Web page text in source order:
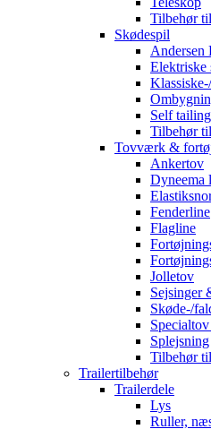
Tilbehør
Skødespil
Andersen
Elektriske
Self
Tilbehør
Tovværk &
Ankertov
Dyneema
Fenderline
Flagline
Jolletov
Sejsinger
Skøde-/
Splejsning
Tilbehør
Trailertilbehør
Trailerdele
Lys
Ruller,